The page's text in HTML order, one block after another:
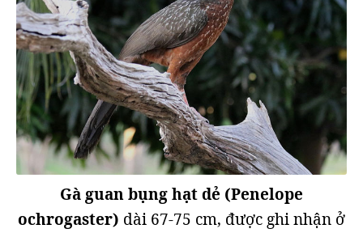
Gà guan bụng hạt dẻ (Penelope
ochrogaster) dài 67-75 cm, được ghi nhận ở